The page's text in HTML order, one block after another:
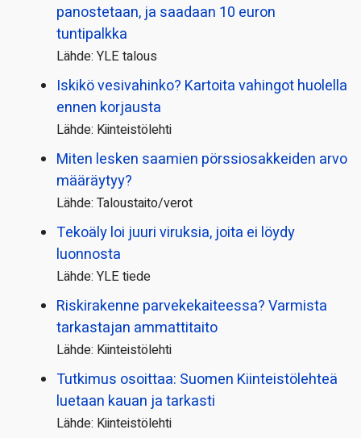
panostetaan, ja saadaan 10 euron
tuntipalkka
Lähde: YLE talous
Iskikö vesivahinko? Kartoita vahingot huolella
ennen korjausta
Lähde: Kiinteistölehti
Miten lesken saamien pörssi­osakkeiden arvo
määräytyy?
Lähde: Taloustaito/verot
Tekoäly loi juuri viruksia, joita ei löydy
luonnosta
Lähde: YLE tiede
Riskirakenne parvekekaiteessa? Varmista
tarkastajan ammattitaito
Lähde: Kiinteistölehti
Tutkimus osoittaa: Suomen Kiinteistölehteä
luetaan kauan ja tarkasti
Lähde: Kiinteistölehti